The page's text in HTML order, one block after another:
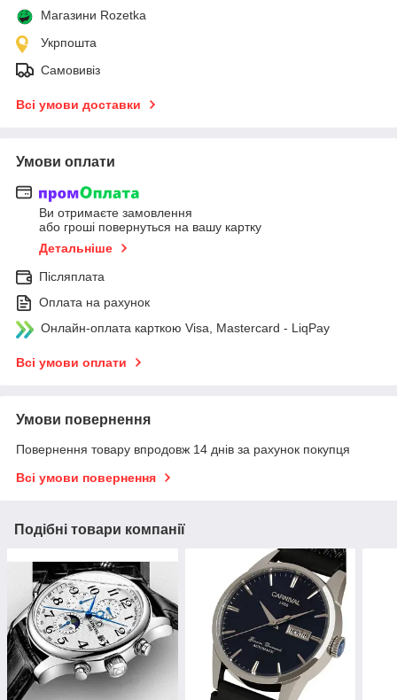
Магазини Rozetka
Укрпошта
Самовивіз
Всі умови доставки
Умови оплати
Ви отримаєте замовлення
або гроші повернуться на вашу картку
Детальніше
Післяплата
Оплата на рахунок
Онлайн-оплата карткою Visa, Mastercard - LiqPay
Всі умови оплати
Умови повернення
Повернення товару впродовж 14 днів за рахунок покупця
Всі умови повернення
Подібні товари компанії